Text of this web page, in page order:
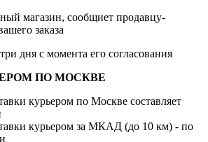
магазин, сообщиет продавцу-
заказа
дня с момента его согласования
ПО МОСКВЕ
курьером по Москве составляет
курьером за МКАД (до 10 км) - по